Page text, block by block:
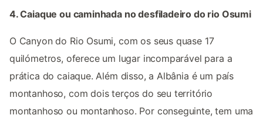
4. Caiaque ou caminhada no desfiladeiro do rio Osumi
O Canyon do Rio Osumi, com os seus quase 17
quilómetros, oferece um lugar incomparável para a
prática do caiaque. Além disso, a Albânia é um país
montanhoso, com dois terços do seu território
montanhoso ou montanhoso. Por conseguinte, tem uma